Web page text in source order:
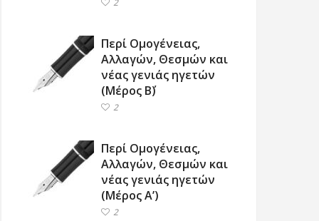
2
Περί Ομογένειας,
Αλλαγών, Θεσμών και
νέας γενιάς ηγετών
(Μέρος Β΄)
2
Περί Ομογένειας,
Αλλαγών, Θεσμών και
νέας γενιάς ηγετών
(Μέρος Α’)
2